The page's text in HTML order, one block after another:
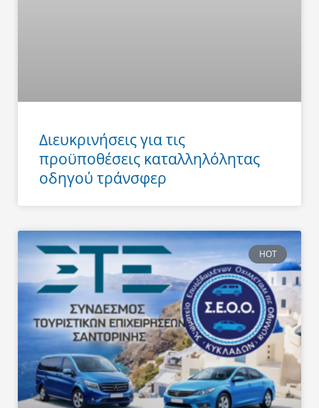
Διευκρινήσεις για τις
προϋποθέσεις καταλληλόλητας
οδηγού τράνσφερ
HOT